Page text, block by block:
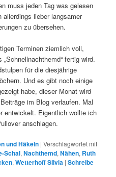
muss jeden Tag was gelesen
allerdings lieber langsamer
zu übersehen.
Terminen ziemlich voll,
fertig wird.
für die diesjährige
Und es gibt noch einige
habe, dieser Monat wird
im Blog verlaufen. Mal
entwickelt. Eigentlich wollte ich
anschlagen.
und Häkeln |Verschlagwortet mit
Schal,Nachthemd,Nähen, Ruth
,Wetterhoff Silvia |Schreibe